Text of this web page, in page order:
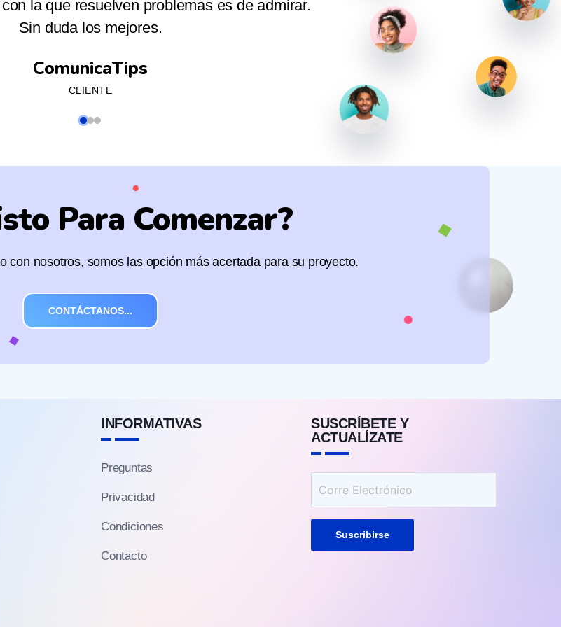
resolviendo problemas con grandes ideas
originales!
Crisis Academy
CLIENTE
su agenda para apoyarme en
Para Comenzar?
con nosotros, somos las opción más acertada para su proyecto.
CONTÁCTANOS...
INFORMATIVAS
Preguntas
Privacidad
Condiciones
Contacto
SUSCRÍBETE Y
ACTUALÍZATE